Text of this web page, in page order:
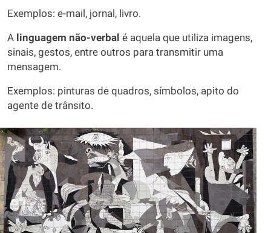
Exemplos: e-mail, jornal, livro.
A linguagem não-verbal é aquela que utiliza imagens,
sinais, gestos, entre outros para transmitir uma
mensagem.
Exemplos: pinturas de quadros, símbolos, apito do
agente de trânsito.